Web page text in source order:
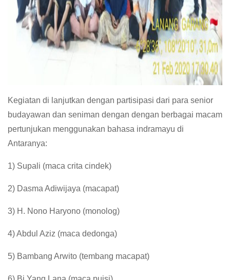
Kegiatan di lanjutkan dengan partisipasi dari para senior
budayawan dan seniman dengan dengan berbagai macam
pertunjukan menggunakan bahasa indramayu di
Antaranya:
1) Supali (maca crita cindek)
2) Dasma Adiwijaya (macapat)
3) H. Nono Haryono (monolog)
4) Abdul Aziz (maca dedonga)
5) Bambang Arwito (tembang macapat)